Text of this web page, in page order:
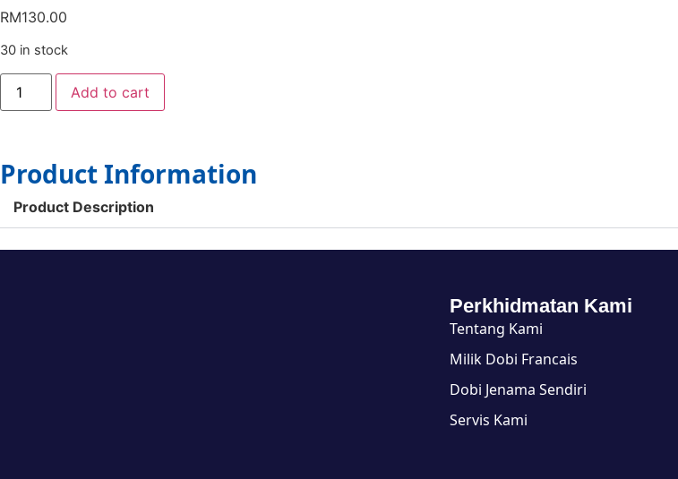
RM130.00
30 in stock
Add to cart
Product Information
Product Description
Perkhidmatan Kami
Tentang Kami
Milik Dobi Francais
Dobi Jenama Sendiri
Servis Kami